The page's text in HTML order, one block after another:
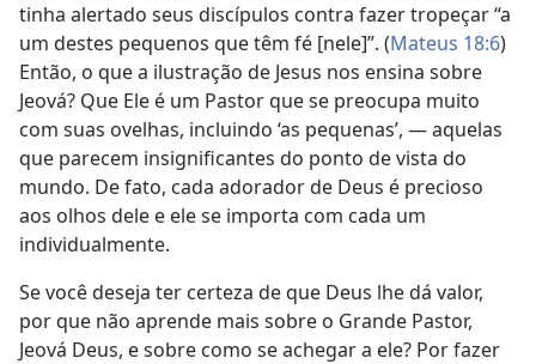
tinha alertado seus discípulos contra fazer tropeçar “a
um destes pequenos que têm fé [nele]”. (Mateus 18:6)
Então, o que a ilustração de Jesus nos ensina sobre
Jeová? Que Ele é um Pastor que se preocupa muito
com suas ovelhas, incluindo ‘as pequenas’, — aquelas
que parecem insignificantes do ponto de vista do
mundo. De fato, cada adorador de Deus é precioso
aos olhos dele e ele se importa com cada um
individualmente.
Se você deseja ter certeza de que Deus lhe dá valor,
por que não aprende mais sobre o Grande Pastor,
Jeová Deus, e sobre como se achegar a ele? Por fazer